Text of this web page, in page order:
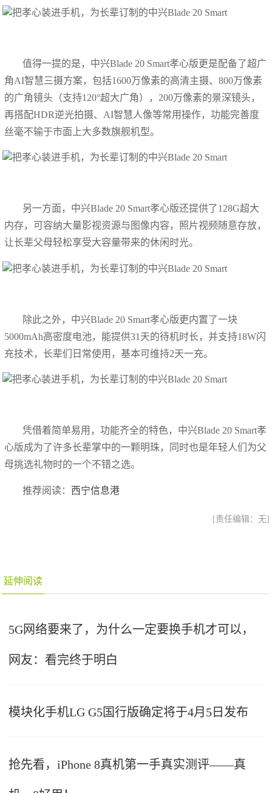
值得一提的是，中兴Blade 20 Smart孝心版更是配备了超广
角AI智慧三摄方案，包括1600万像素的高清主摄、800万像素
的广角镜头（支持120°超大广角），200万像素的景深镜头，
再搭配HDR逆光拍摄、AI智慧人像等常用操作，功能完善度
丝毫不输于市面上大多数旗舰机型。
另一方面，中兴Blade 20 Smart孝心版还提供了128G超大
内存，可容纳大量影视资源与图像内容，照片视频随意存放，
让长辈父母轻松享受大容量带来的休闲时光。
除此之外，中兴Blade 20 Smart孝心版更内置了一块
5000mAh高密度电池，能提供31天的待机时长，并支持18W闪
充技术，长辈们日常使用，基本可维持2天一充。
凭借着简单易用，功能齐全的特色，中兴Blade 20 Smart孝
心版成为了许多长辈掌中的一颗明珠，同时也是年轻人们为父
母挑选礼物时的一个不错之选。
推荐阅读： 西宁信息港
[责任编辑：无]
延伸阅读
5G网络要来了，为什么一定要换手机才可以，
网友：看完终于明白
模块化手机LG G5国行版确定将于4月5日发布
抢先看，iPhone 8真机第一手真实测评——真